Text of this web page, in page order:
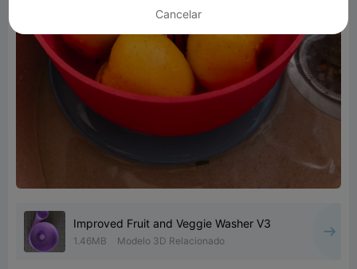
Improved Fruit and Veggie Washer V3
1.46MB Modelo 3D Relacionado
Cancelar